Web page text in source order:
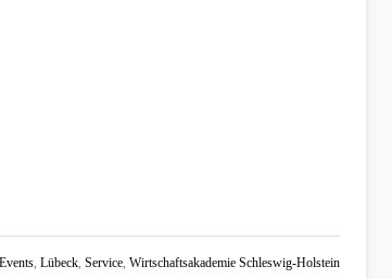
Events Lübeck Service Wirtschaftsakademie Schleswig-Holstein